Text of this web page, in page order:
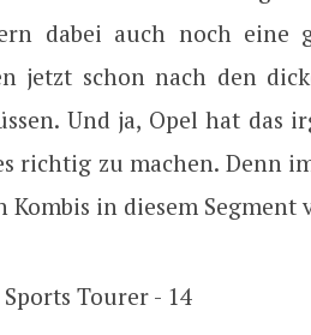
dabei auch noch eine
jetzt schon nach den
Und ja, Opel hat das
richtig zu machen. Denn
Kombis in diesem Segment